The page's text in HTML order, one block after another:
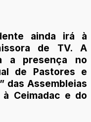
ainda irá à
de TV. A
a presença no
de Pastores e
das Assembleias
Ceimadac e do